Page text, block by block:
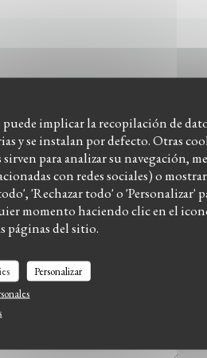
implicar la recopilación de
y se instalan por defecto. Otras
para analizar su navegación,
con redes sociales) o mostrar
'Rechazar todo' o 'Personalizar'
momento haciendo clic en el
páginas del sitio.
Personalizar